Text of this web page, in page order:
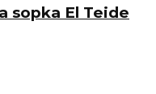
sopka El Teide